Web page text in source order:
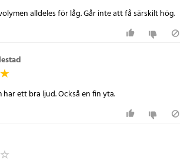
pausa eller hoppa framåt. Det finns en
för närvarande fungerar. Det är en mottagare
en kombination av traditionella och
alldeles för låg. Går inte att få särskilt hög.
ett bra ljud. Också en fin yta.